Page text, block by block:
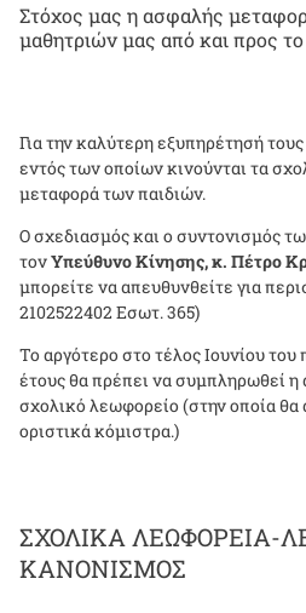
Στόχος μας η ασφαλής
μαθητριών μας από και προς το
Για την καλύτερη εξυπηρέτησή
εντός των οποίων κινούνται τα
μεταφορά των παιδιών.
Ο σχεδιασμός και ο συντονισμός
τονΥπεύθυνο Κίνησης, κ. Πέτρο
μπορείτε να απευθυνθείτε για
2102522402 Εσωτ. 365)
Το αργότερο στο τέλος Ιουνίου
έτους θα πρέπει να συμπληρωθεί η
σχολικό λεωφορείο (στην οποία θα
οριστικά κόμιστρα.)
ΣΧΟΛΙΚΑ ΛΕΩΦΟΡΕΙΑ-
ΚΑΝΟΝΙΣΜΟΣ